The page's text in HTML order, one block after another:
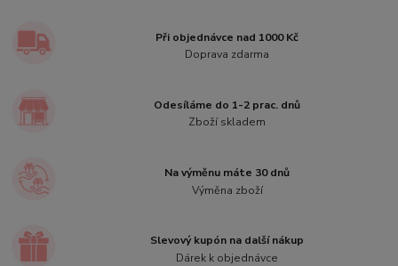
Při objednávce nad 1000 Kč
Doprava zdarma
Odesíláme do 1-2 prac. dnů
Zboží skladem
Na výměnu máte 30 dnů
Výměna zboží
Slevový kupón na další nákup
Dárek k objednávce